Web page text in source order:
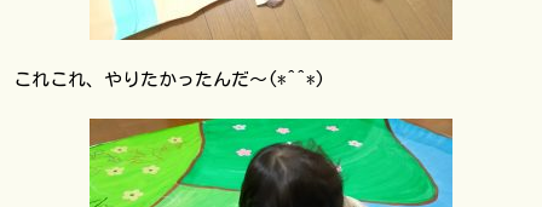
これこれ、やりたかったんだ〜(*^^*)